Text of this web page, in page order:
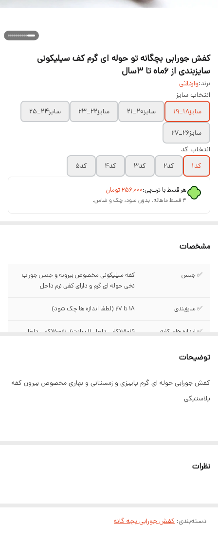
کفش جورابی بچگانه تو حوله ای گرم کف سیلیکونی
سایزبندی از ۶ماه تا ۳سال
برند:وارداتی
انتخاب سایز
سایز۱۸_۱۹
سایز۲۰_۲۱ سایز۲۲_۲۳ سایز۲۴_۲۵
سایز۲۶_۲۷
انتخاب کد
کد۱
کد۲ کد۳ کد۴ کد۵
هر قسط با ترب‌پی:۲۵۶٬۰۰۰ تومان
۴ قسط ماهانه. بدون سود، چک و ضامن.
مشخصات
✅ جنس
کفه سیلیکونی مخصوص بیرونه و جنس جوراب
نخی حوله ای گرم و دارای کفی نرم داخل
✅ سایزبندی ۱۸ تا ۲۷ (لطفا اندازه ها چک شود)
✅ اندازه های کفه
۱۸-۱۹(کفی داخل ۱۱ سانت)، ۲۱-۲۰(کفی داخل
توضیحات
کفش جورابی حوله ای گرم پاییزی و زمستانی و بهاری مخصوص بیرون کفه
پلاستیکی
نظرات
دسته‌بندی: کفش جورابی بچه گانه